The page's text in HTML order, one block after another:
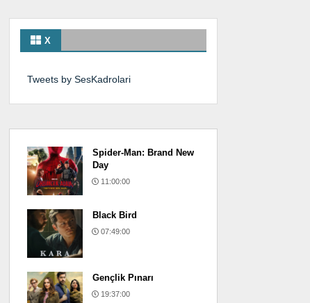
X
Tweets by SesKadrolari
Spider-Man: Brand New
Day
11:00:00
Black Bird
07:49:00
Gençlik Pınarı
19:37:00